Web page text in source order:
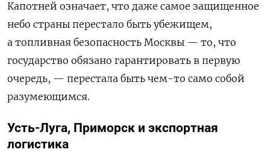
Капотней означает, что даже самое защищенное
небо страны перестало быть убежищем,
а топливная безопасность Москвы — то, что
государство обязано гарантировать в первую
очередь, — перестала быть чем-то само собой
разумеющимся.
Усть-Луга, Приморск и экспортная
логистика